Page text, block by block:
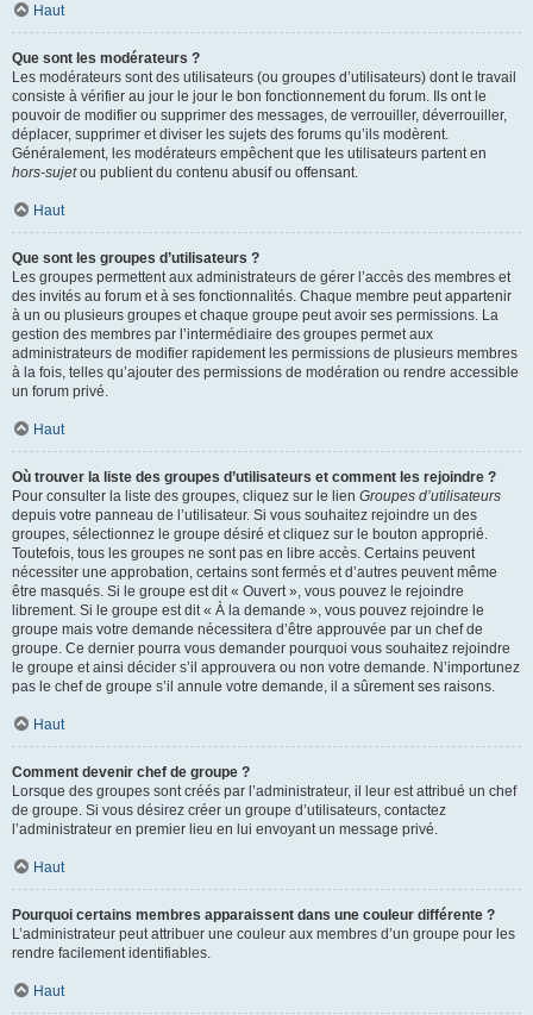
Haut
Que sont les modérateurs ?
Les modérateurs sont des utilisateurs (ou groupes d’utilisateurs) dont le travail
consiste à vérifier au jour le jour le bon fonctionnement du forum. Ils ont le
pouvoir de modifier ou supprimer des messages, de verrouiller, déverrouiller,
déplacer, supprimer et diviser les sujets des forums qu’ils modèrent.
Généralement, les modérateurs empêchent que les utilisateurs partent en
hors-sujetou publient du contenu abusif ou offensant.
Haut
Que sont les groupes d’utilisateurs ?
Les groupes permettent aux administrateurs de gérer l’accès des membres et
des invités au forum et à ses fonctionnalités. Chaque membre peut appartenir
à un ou plusieurs groupes et chaque groupe peut avoir ses permissions. La
gestion des membres par l’intermédiaire des groupes permet aux
administrateurs de modifier rapidement les permissions de plusieurs membres
à la fois, telles qu’ajouter des permissions de modération ou rendre accessible
un forum privé.
Haut
Où trouver la liste des groupes d’utilisateurs et comment les rejoindre ?
Pour consulter la liste des groupes, cliquez sur le lien Groupes d’utilisateurs
depuis votre panneau de l’utilisateur. Si vous souhaitez rejoindre un des
groupes, sélectionnez le groupe désiré et cliquez sur le bouton approprié.
Toutefois, tous les groupes ne sont pas en libre accès. Certains peuvent
nécessiter une approbation, certains sont fermés et d’autres peuvent même
être masqués. Si le groupe est dit « Ouvert », vous pouvez le rejoindre
librement. Si le groupe est dit « À la demande », vous pouvez rejoindre le
groupe mais votre demande nécessitera d’être approuvée par un chef de
groupe. Ce dernier pourra vous demander pourquoi vous souhaitez rejoindre
le groupe et ainsi décider s’il approuvera ou non votre demande. N’importunez
pas le chef de groupe s’il annule votre demande, il a sûrement ses raisons.
Haut
Comment devenir chef de groupe ?
Lorsque des groupes sont créés par l’administrateur, il leur est attribué un chef
de groupe. Si vous désirez créer un groupe d’utilisateurs, contactez
l’administrateur en premier lieu en lui envoyant un message privé.
Haut
Pourquoi certains membres apparaissent dans une couleur différente ?
L’administrateur peut attribuer une couleur aux membres d’un groupe pour les
rendre facilement identifiables.
Haut